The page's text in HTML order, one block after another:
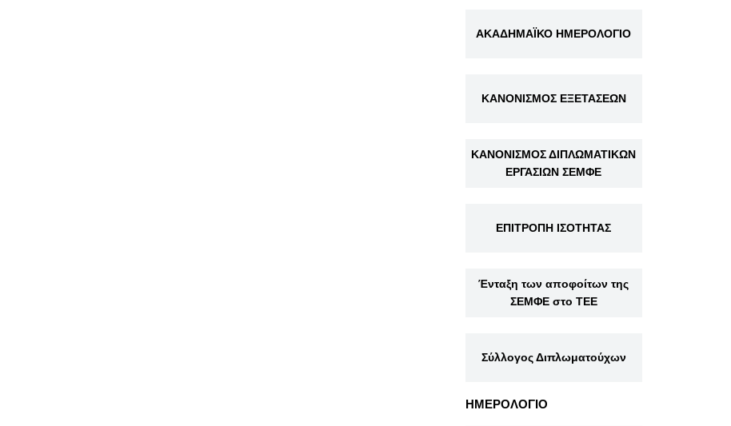
ΑΚΑΔΗΜΑΪΚΟ ΗΜΕΡΟΛΟΓΙΟ
ΚΑΝΟΝΙΣΜΟΣ ΕΞΕΤΑΣΕΩΝ
ΚΑΝΟΝΙΣΜΟΣ ΔΙΠΛΩΜΑΤΙΚΩΝ
ΕΡΓΑΣΙΩΝ ΣΕΜΦΕ
ΕΠΙΤΡΟΠΗ ΙΣΟΤΗΤΑΣ
Ένταξη των αποφοίτων της
ΣΕΜΦΕ στο ΤΕΕ
Σύλλογος Διπλωματούχων
ΗΜΕΡΟΛΟΓΙΟ